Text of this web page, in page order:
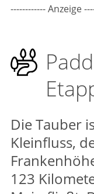
------------ Anzeige
Die Tauber
Kleinfluss,
123